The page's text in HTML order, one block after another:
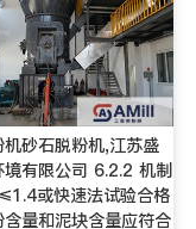
砂石脱粉机,江苏盛
境有限公司 6.2.2 机制
或快速法试验合格
含量和泥块含量应符合